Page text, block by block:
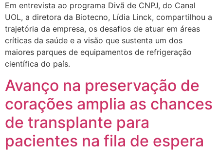
Em entrevista ao programa Divã de CNPJ, do Canal
UOL, a diretora da Biotecno, Lídia Linck, compartilhou a
trajetória da empresa, os desafios de atuar em áreas
críticas da saúde e a visão que sustenta um dos
maiores parques de equipamentos de refrigeração
científica do país.
Avanço na preservação de
corações amplia as chances
de transplante para
pacientes na fila de espera